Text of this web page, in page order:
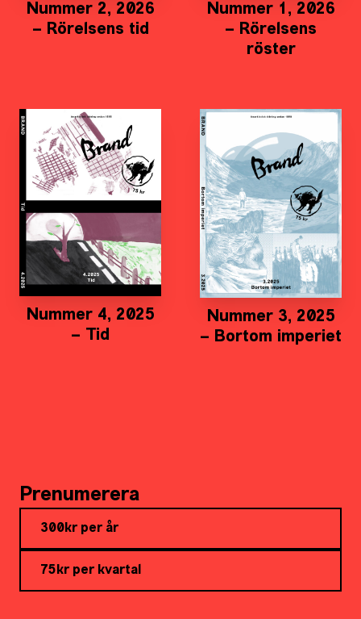
Nummer 2, 2026
– Rörelsens tid
Nummer 1, 2026
– Rörelsens
röster
Nummer 4, 2025
– Tid
Nummer 3, 2025
– Bortom imperiet
Prenumerera
300kr per år
75kr per kvartal